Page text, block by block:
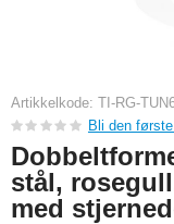
Artikkelkode: TI-RG-
Bli den
stål,
med